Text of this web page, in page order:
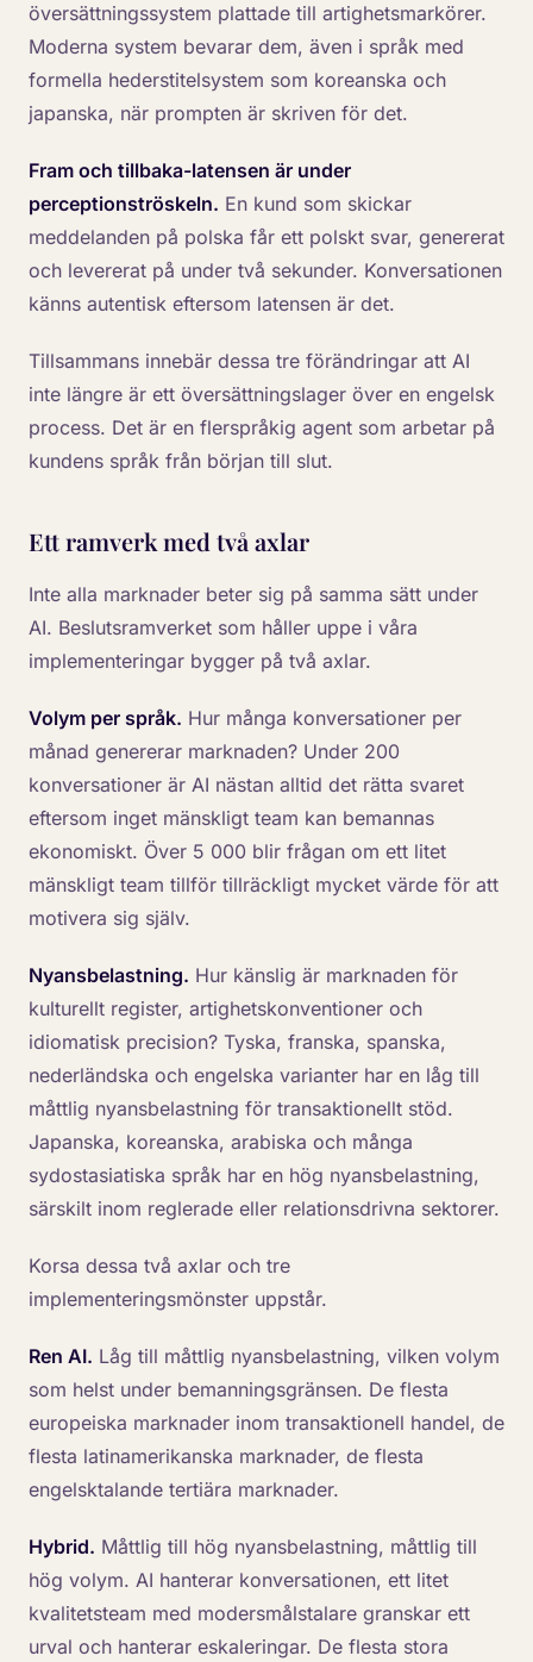
översättningssystem plattade till artighetsmarkörer.
Moderna system bevarar dem, även i språk med
formella hederstitelsystem som koreanska och
japanska, när prompten är skriven för det.
Fram och tillbaka-latensen är under
perceptionströskeln. En kund som skickar
meddelanden på polska får ett polskt svar, genererat
och levererat på under två sekunder. Konversationen
känns autentisk eftersom latensen är det.
Tillsammans innebär dessa tre förändringar att AI
inte längre är ett översättningslager över en engelsk
process. Det är en flerspråkig agent som arbetar på
kundens språk från början till slut.
Ett ramverk med två axlar
Inte alla marknader beter sig på samma sätt under
AI. Beslutsramverket som håller uppe i våra
implementeringar bygger på två axlar.
Volym per språk. Hur många konversationer per
månad genererar marknaden? Under 200
konversationer är AI nästan alltid det rätta svaret
eftersom inget mänskligt team kan bemannas
ekonomiskt. Över 5 000 blir frågan om ett litet
mänskligt team tillför tillräckligt mycket värde för att
motivera sig själv.
Nyansbelastning. Hur känslig är marknaden för
kulturellt register, artighetskonventioner och
idiomatisk precision? Tyska, franska, spanska,
nederländska och engelska varianter har en låg till
måttlig nyansbelastning för transaktionellt stöd.
Japanska, koreanska, arabiska och många
sydostasiatiska språk har en hög nyansbelastning,
särskilt inom reglerade eller relationsdrivna sektorer.
Korsa dessa två axlar och tre
implementeringsmönster uppstår.
Ren AI. Låg till måttlig nyansbelastning, vilken volym
som helst under bemanningsgränsen. De flesta
europeiska marknader inom transaktionell handel, de
flesta latinamerikanska marknader, de flesta
engelsktalande tertiära marknader.
Hybrid. Måttlig till hög nyansbelastning, måttlig till
hög volym. AI hanterar konversationen, ett litet
kvalitetsteam med modersmålstalare granskar ett
urval och hanterar eskaleringar. De flesta stora